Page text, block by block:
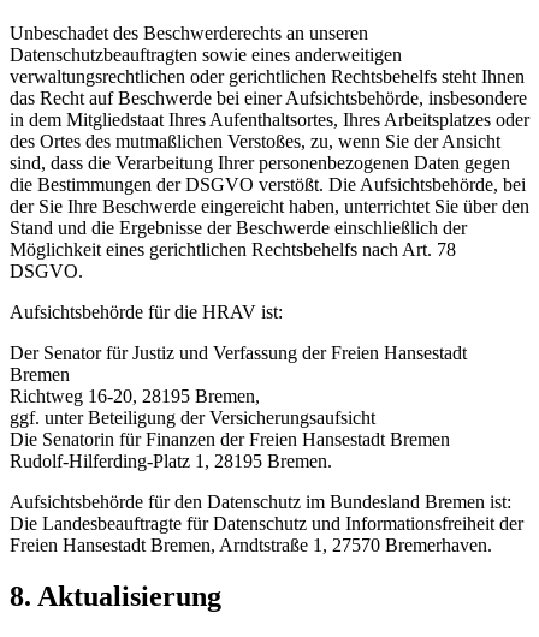
Unbeschadet des Beschwerderechts an unseren
Datenschutzbeauftragten sowie eines anderweitigen
verwaltungsrechtlichen oder gerichtlichen Rechtsbehelfs steht Ihnen
das Recht auf Beschwerde bei einer Aufsichtsbehörde, insbesondere
in dem Mitgliedstaat Ihres Aufenthaltsortes, Ihres Arbeitsplatzes oder
des Ortes des mutmaßlichen Verstoßes, zu, wenn Sie der Ansicht
sind, dass die Verarbeitung Ihrer personenbezogenen Daten gegen
die Bestimmungen der DSGVO verstößt. Die Aufsichtsbehörde, bei
der Sie Ihre Beschwerde eingereicht haben, unterrichtet Sie über den
Stand und die Ergebnisse der Beschwerde einschließlich der
Möglichkeit eines gerichtlichen Rechtsbehelfs nach Art. 78
DSGVO.
Aufsichtsbehörde für die HRAV ist:
Der Senator für Justiz und Verfassung der Freien Hansestadt
Bremen
Richtweg 16-20, 28195 Bremen,
ggf. unter Beteiligung der Versicherungsaufsicht
Die Senatorin für Finanzen der Freien Hansestadt Bremen
Rudolf-Hilferding-Platz 1, 28195 Bremen.
Aufsichtsbehörde für den Datenschutz im Bundesland Bremen ist:
Die Landesbeauftragte für Datenschutz und Informationsfreiheit der
Freien Hansestadt Bremen, Arndtstraße 1, 27570 Bremerhaven.
8. Aktualisierung